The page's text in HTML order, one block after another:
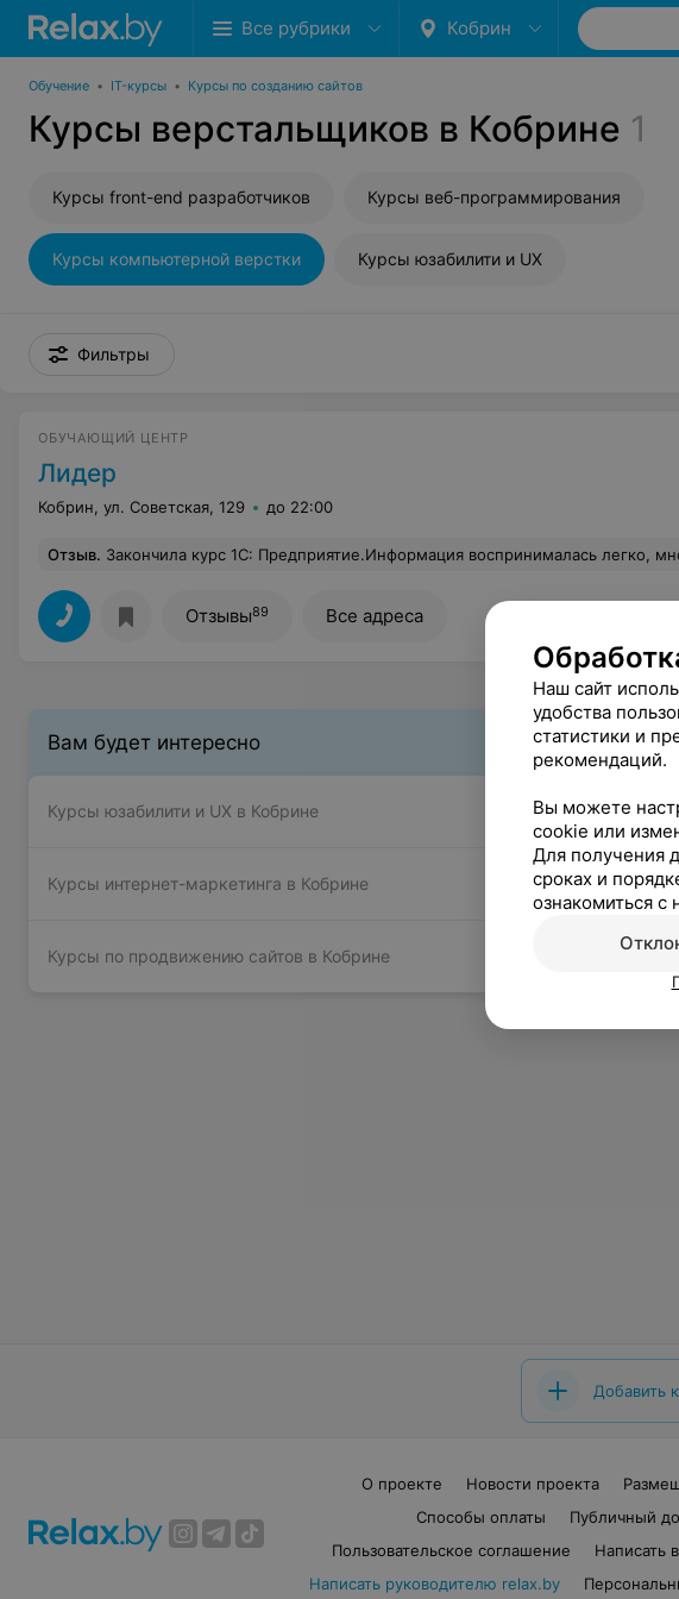
Все рубрики Кобрин
Обучение • IT-курсы • Курсы по созданию сайтов
Курсы верстальщиков в Кобрине 1
Курсы front-end разработчиков Курсы веб-программирования
Курсы компьютерной верстки Курсы юзабилити и UX
Фильтры
ОБУЧАЮЩИЙ ЦЕНТР
Лидер
Кобрин, ул. Советская, 129 до 22:00
Отзыв. Закончила курс 1С: Предприятие.Информация воспринималась легко, много практики (что очень важно).Опытный преподаватель, который смог уделить внимание всем слушателям. Я осталась довольна,
Отзывы89 Все адреса
Вам будет интересно
Курсы юзабилити и UX в Кобрине
Курсы интернет-маркетинга в Кобрине
Курсы по продвижению сайтов в Кобрине
Добавить
О проекте Новости проекта
Способы оплаты
Публичный
Пользовательское соглашение
Написать
Написать руководителю relax.by
Наш сайт
удобства
статистики и
рекомендаций.
Вы можете
cookie или
Для получения
сроках и
ознакомиться с